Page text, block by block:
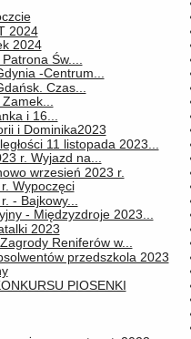
2024
2024
Św....
-Centrum...
Czas...
i 16...
i Dominika2023
11 listopada 2023...
r. Wyjazd na...
wrzesień 2023 r.
Wypoczęci
- Bajkowy...
- Międzyzdroje 2023...
2023
Reniferów w...
przedszkola 2023
PIOSENKI